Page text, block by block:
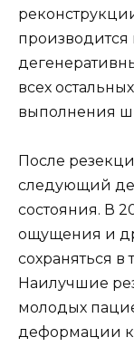
всех
выполнения
После
следующий
состояния. В
ощущения и
сохраняться в
Наилучшие
молодых
деформации